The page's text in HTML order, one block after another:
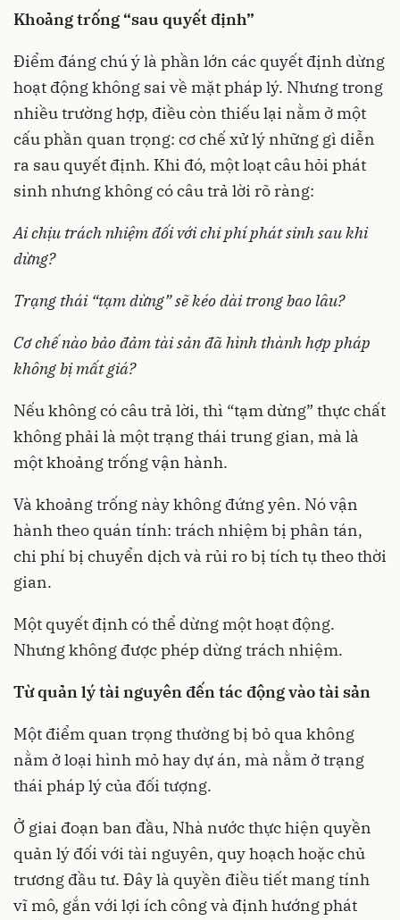
Khoảng trống “sau quyết định”
Điểm đáng chú ý là phần lớn các quyết định dừng
hoạt động không sai về mặt pháp lý. Nhưng trong
nhiều trường hợp, điều còn thiếu lại nằm ở một
cấu phần quan trọng: cơ chế xử lý những gì diễn
ra sau quyết định. Khi đó, một loạt câu hỏi phát
sinh nhưng không có câu trả lời rõ ràng:
Ai chịu trách nhiệm đối với chi phí phát sinh sau khi
dừng?
Trạng thái “tạm dừng” sẽ kéo dài trong bao lâu?
Cơ chế nào bảo đảm tài sản đã hình thành hợp pháp
không bị mất giá?
Nếu không có câu trả lời, thì “tạm dừng” thực chất
không phải là một trạng thái trung gian, mà là
một khoảng trống vận hành.
Và khoảng trống này không đứng yên. Nó vận
hành theo quán tính: trách nhiệm bị phân tán,
chi phí bị chuyển dịch và rủi ro bị tích tụ theo thời
gian.
Một quyết định có thể dừng một hoạt động.
Nhưng không được phép dừng trách nhiệm.
Từ quản lý tài nguyên đến tác động vào tài sản
Một điểm quan trọng thường bị bỏ qua không
nằm ở loại hình mỏ hay dự án, mà nằm ở trạng
thái pháp lý của đối tượng.
Ở giai đoạn ban đầu, Nhà nước thực hiện quyền
quản lý đối với tài nguyên, quy hoạch hoặc chủ
trương đầu tư. Đây là quyền điều tiết mang tính
vĩ mô, gắn với lợi ích công và định hướng phát